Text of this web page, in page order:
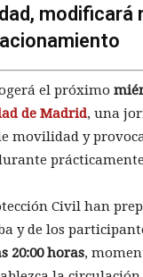
el próximo
de Madrid, una
movilidad y
Civil han
y de los
20:00 horas,